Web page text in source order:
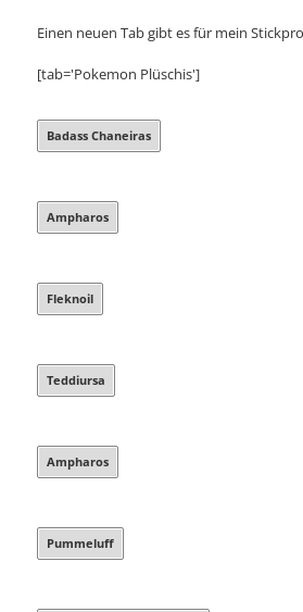
Einen neuen Tab gibt es für mein
[tab='Pokemon Plüschis']
Badass Chaneiras
Ampharos
Fleknoil
Teddiursa
Ampharos
Pummeluff